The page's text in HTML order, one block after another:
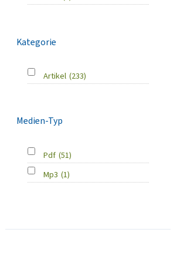
Kategorie
Artikel (233)
Medien-Typ
Pdf (51)
Mp3 (1)